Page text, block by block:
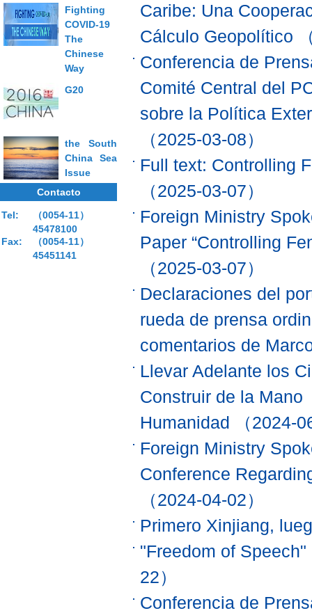
Fighting
COVID-19
The
Chinese
Way
G20
the South
China Sea
Issue
Contacto
Tel:
（0054-11）
45478100
Fax:
（0054-11）
45451141
Caribe: Una
Cálculo Geopolítico
Conferencia de
Comité Central del
sobre la Política
（2025-03-08）
Full text: Controlling
（2025-03-07）
Foreign Ministry
Paper “Controlling
（2025-03-07）
Declaraciones del
rueda de prensa
comentarios de
Llevar Adelante los
Construir de la Mano
Humanidad
（2024-
Foreign Ministry
Conference
（2024-04-02）
Primero Xinjiang,
"Freedom of
22）
Conferencia de